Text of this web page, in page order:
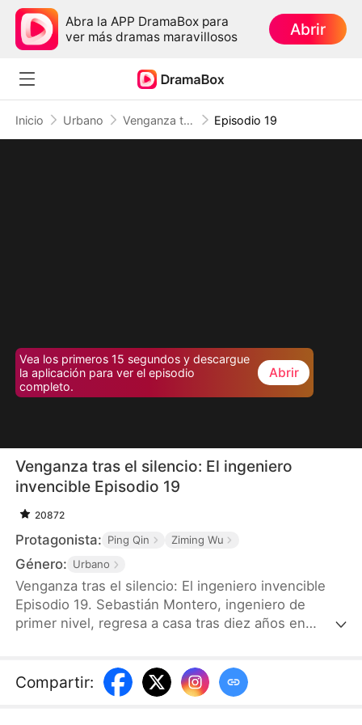
Abra la APP DramaBox para
ver más dramas maravillosos
Abrir
Inicio Urbano Venganza tras el silencio: El ingeniero invencible Episodio 19
Vea los primeros 15 segundos y descargue
la aplicación para ver el episodio
completo.
Abrir
Venganza tras el silencio: El ingeniero
invencible Episodio 19
20872
Protagonista: Ping Qin Ziming Wu
Género: Urbano
Venganza tras el silencio: El ingeniero invencible
Episodio 19. Sebastián Montero, ingeniero de
primer nivel, regresa a casa tras diez años en
hermana mayor, y descubre que los Castillo
planean apropiarse del patrimonio de los Montero.
Compartir: